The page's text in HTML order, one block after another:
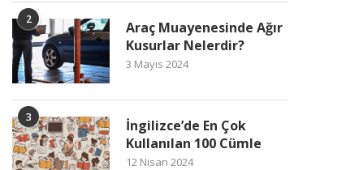
2
Araç Muayenesinde Ağır
Kusurlar Nelerdir?
3 Mayıs 2024
3
İngilizce’de En Çok
Kullanılan 100 Cümle
12 Nisan 2024